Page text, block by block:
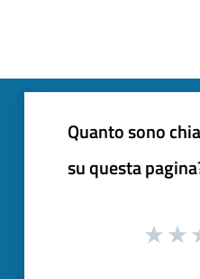
Quanto sono
su questa